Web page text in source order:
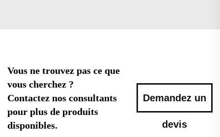
Vous ne trouvez pas ce que
vous cherchez ?
Contactez nos consultants
pour plus de produits
disponibles.
Demandez un
devis